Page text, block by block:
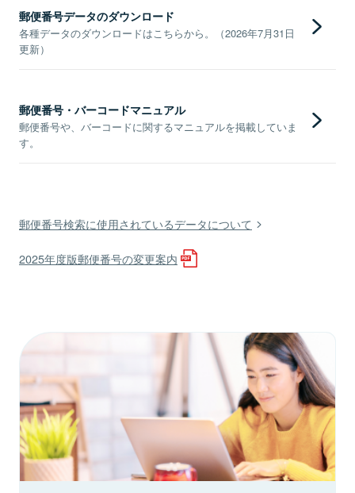
郵便番号データのダウンロード
各種データのダウンロードはこちらから。（2026年7月31日
更新）
郵便番号・バーコードマニュアル
郵便番号や、バーコードに関するマニュアルを掲載していま
す。
郵便番号検索に使用されているデータについて
2025年度版郵便番号の変更案内